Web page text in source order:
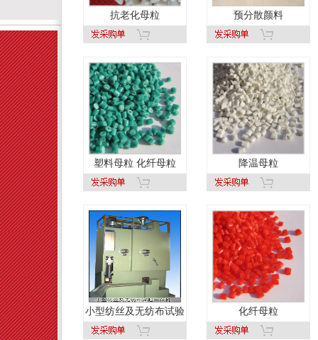
抗老化母粒 预分散颜料
塑料母粒 化纤母粒 降温母粒
小型纺丝及无纺布试验 化纤母粒